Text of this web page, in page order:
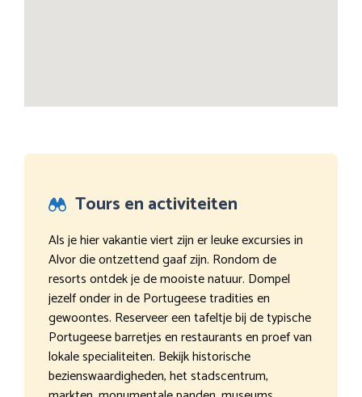
Tours en activiteiten
Als je hier vakantie viert zijn er leuke excursies in
Alvor die ontzettend gaaf zijn. Rondom de
resorts ontdek je de mooiste natuur. Dompel
jezelf onder in de Portugeese tradities en
gewoontes. Reserveer een tafeltje bij de typische
Portugeese barretjes en restaurants en proef van
lokale specialiteiten. Bekijk historische
bezienswaardigheden, het stadscentrum,